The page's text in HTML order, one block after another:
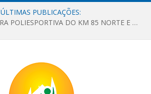
ÚLTIMAS PUBLICAÇÕES:
OBRAS DA QUADRA POLIESPORTIVA DO KM 85 NORTE E DA ESCOLA GASPAR VIANA AVANÇAM